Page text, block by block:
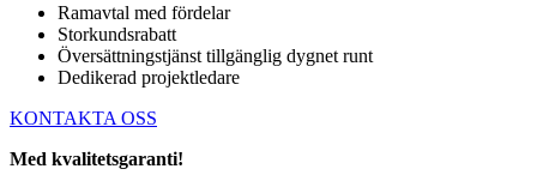
Ramavtal med fördelar
Storkundsrabatt
Översättningstjänst tillgänglig dygnet runt
Dedikerad projektledare
KONTAKTA OSS
Med kvalitetsgaranti!